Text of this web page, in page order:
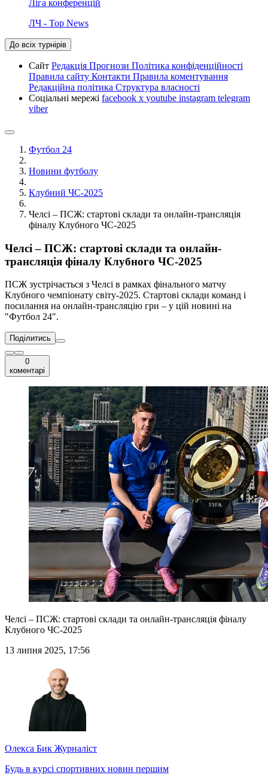
Ліга конференцій
ЛЧ - Top News
До всіх турнірів
Сайт Редакція Прогнози Політика конфіденційності
Правила сайту Контакти Правила коментування
Редакційна політика Структура власності
Соціальні мережі facebook x youtube instagram telegram
viber
Футбол 24
Новини футболу
Клубний ЧС-2025
Челсі – ПСЖ: стартові склади та онлайн-трансляція
фіналу Клубного ЧС-2025
Челсі – ПСЖ: стартові склади та онлайн-
трансляція фіналу Клубного ЧС-2025
ПСЖ зустрічається з Челсі в рамках фінального матчу
Клубного чемпіонату світу-2025. Стартові склади команд і
посилання на онлайн-трансляцію гри – у цій новині на
"Футбол 24".
Поділитись
0
коментарі
Челсі – ПСЖ: стартові склади та онлайн-трансляція фіналу
Клубного ЧС-2025
13 липня 2025, 17:56
Олекса Бик Журналіст
Будь в курсі спортивних новин першим